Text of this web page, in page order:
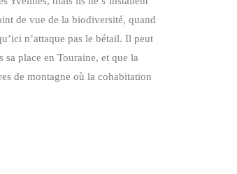
de vue de la biodiversité, quand
n’attaque pas le bétail. Il peut
sa place en Touraine, et que la
de montagne où la cohabitation